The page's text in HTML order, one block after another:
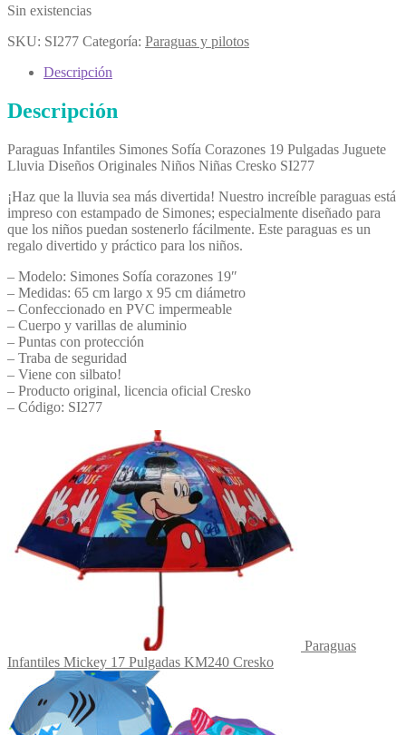
Sin existencias
SKU: SI277 Categoría: Paraguas y pilotos
Descripción
Descripción
Paraguas Infantiles Simones Sofía Corazones 19 Pulgadas Juguete
Lluvia Diseños Originales Niños Niñas Cresko SI277
¡Haz que la lluvia sea más divertida! Nuestro increíble paraguas está
impreso con estampado de Simones; especialmente diseñado para
que los niños puedan sostenerlo fácilmente. Este paraguas es un
regalo divertido y práctico para los niños.
– Modelo: Simones Sofía corazones 19″
– Medidas: 65 cm largo x 95 cm diámetro
– Confeccionado en PVC impermeable
– Cuerpo y varillas de aluminio
– Puntas con protección
– Traba de seguridad
– Viene con silbato!
– Producto original, licencia oficial Cresko
– Código: SI277
Paraguas
Infantiles Mickey 17 Pulgadas KM240 Cresko